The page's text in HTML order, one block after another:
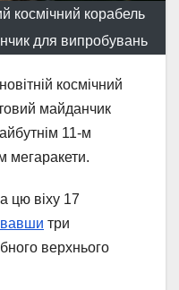
космічний корабель
для випробувань
космічний
майданчик
11-м
мегаракети.
цю віху 17
три
верхнього